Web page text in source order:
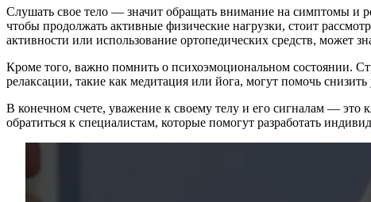
Слушать свое тело — значит обращать внимание на симптомы и
чтобы продолжать активные физические нагрузки, стоит
активности или использование ортопедических средств, может
Кроме того, важно помнить о психоэмоциональном состоянии.
релаксации, такие как медитация или йога, могут помочь
В конечном счете, уважение к своему телу и его сигналам —
обратиться к специалистам, которые помогут разработать